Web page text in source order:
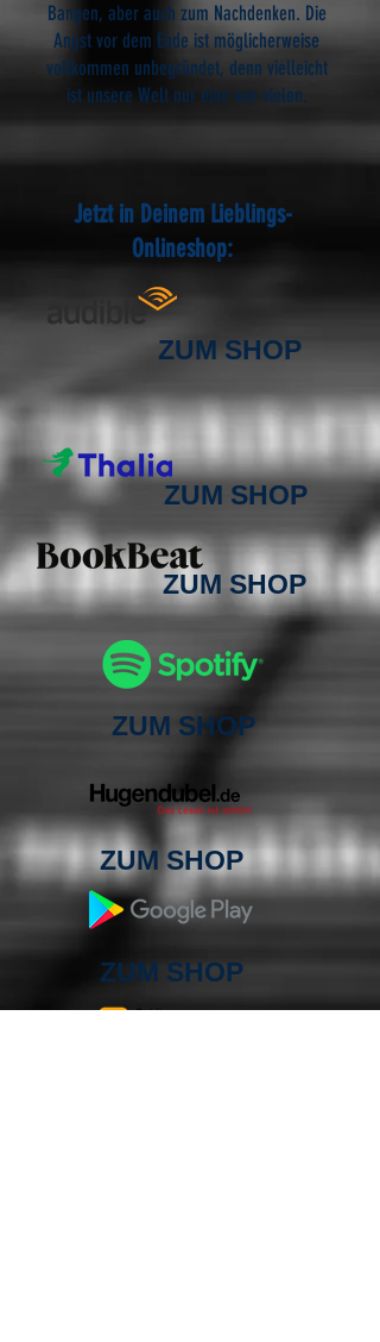
Bangen, aber auch zum Nachdenken. Die
Angst vor dem Ende ist möglicherweise
vollkommen unbegründet, denn vielleicht
ist unsere Welt nur eine von vielen.
Jetzt in Deinem Lieblings-
Onlineshop:
ZUM SHOP
ZUM SHOP
ZUM SHOP
ZUM SHOP
ZUM SHOP
ZUM SHOP